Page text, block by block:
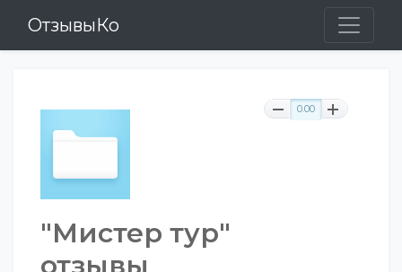
ОтзывыКо
0.00
"Мистер тур"
отзывы